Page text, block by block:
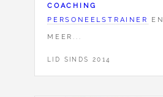
COACHING
PERSONEELSTRAINER
EN
MEER...
LID SINDS 2014